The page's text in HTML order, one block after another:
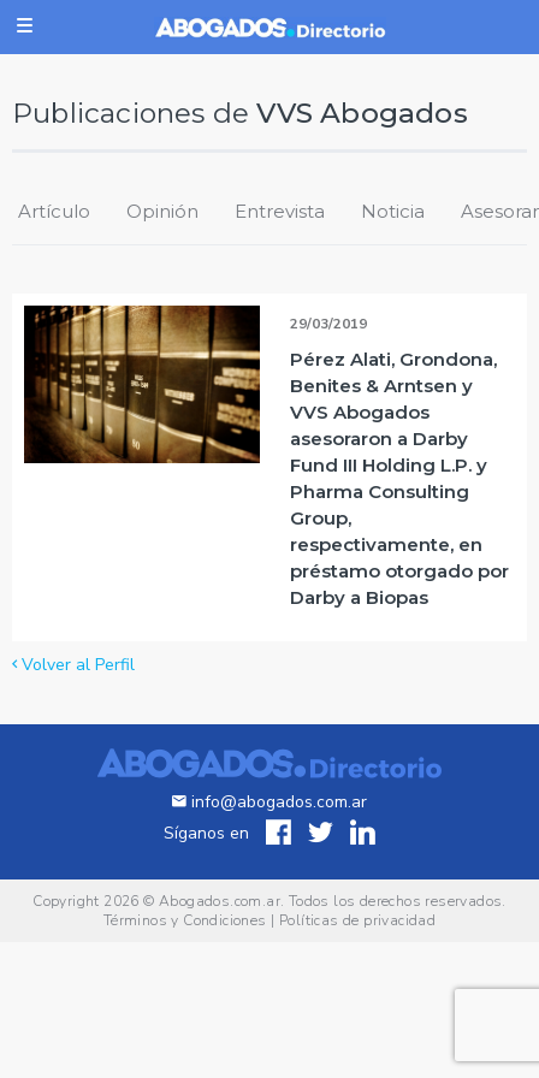
Publicaciones deVVS Abogados
Artículo Opinión Entrevista Noticia
29/03/2019
Pérez Alati, Grondona,
Benites & Arntsen y
VVS Abogados
asesoraron a Darby
Fund III Holding L.P. y
Pharma Consulting
Group,
respectivamente, en
préstamo otorgado por
Darby a Biopas
Volver al Perfil
info@abogados.com.ar
Síganos en
Copyright 2026 © Abogados.com.ar. Todos los derechos reservados.
Términos y Condiciones | Políticas de privacidad